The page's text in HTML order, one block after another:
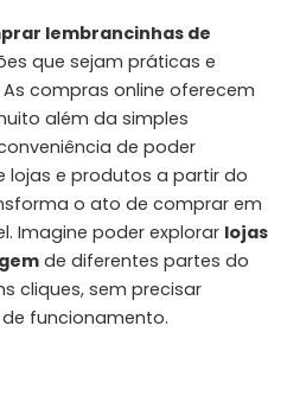
lembrancinhas de
que sejam práticas e
compras online oferecem
além da simples
de poder
lojas e produtos a partir do
o ato de comprar em
Imagine poder explorar lojas
de diferentes partes do
cliques, sem precisar
funcionamento.